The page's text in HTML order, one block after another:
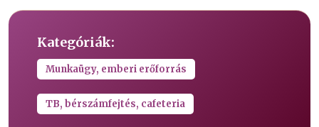
Kategóriák:
Munkaügy, emberi erőforrás
TB, bérszámfejtés, cafeteria